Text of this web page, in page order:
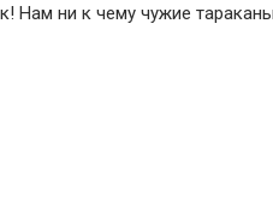
Нам ни к чему чужие